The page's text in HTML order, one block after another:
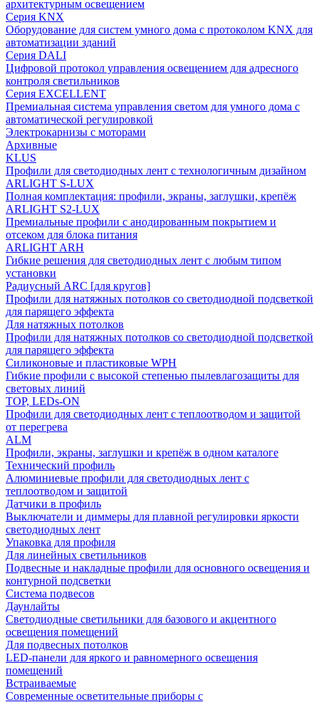
архитектурным освещением
Серия KNX
Оборудование для систем умного дома с протоколом KNX для
автоматизации зданий
Серия DALI
Цифровой протокол управления освещением для адресного
контроля светильников
Серия EXCELLENT
Премиальная система управления светом для умного дома с
автоматической регулировкой
Электрокарнизы с моторами
Архивные
KLUS
Профили для светодиодных лент с технологичным дизайном
ARLIGHT S-LUX
Полная комплектация: профили, экраны, заглушки, крепёж
ARLIGHT S2-LUX
Премиальные профили с анодированным покрытием и
отсеком для блока питания
ARLIGHT ARH
Гибкие решения для светодиодных лент с любым типом
установки
Радиусный ARC [для кругов]
Профили для натяжных потолков со светодиодной подсветкой
для парящего эффекта
Для натяжных потолков
Профили для натяжных потолков со светодиодной подсветкой
для парящего эффекта
Силиконовые и пластиковые WPH
Гибкие профили с высокой степенью пылевлагозащиты для
световых линий
TOP, LEDs-ON
Профили для светодиодных лент с теплоотводом и защитой
от перегрева
ALM
Профили, экраны, заглушки и крепёж в одном каталоге
Технический профиль
Алюминиевые профили для светодиодных лент с
теплоотводом и защитой
Датчики в профиль
Выключатели и диммеры для плавной регулировки яркости
светодиодных лент
Упаковка для профиля
Для линейных светильников
Подвесные и накладные профили для основного освещения и
контурной подсветки
Система подвесов
Даунлайты
Светодиодные светильники для базового и акцентного
освещения помещений
Для подвесных потолков
LED-панели для яркого и равномерного освещения
помещений
Встраиваемые
Современные осветительные приборы с